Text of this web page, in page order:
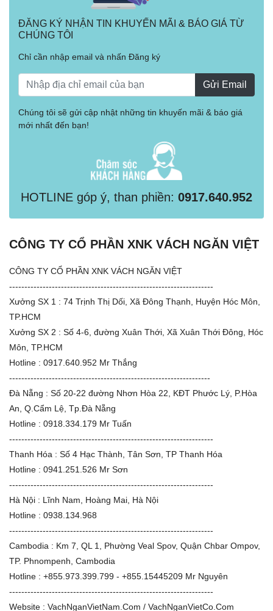
ĐĂNG KÝ NHẬN TIN KHUYẾN MÃI & BÁO GIÁ TỪ
CHÚNG TÔI
Chỉ cần nhập email và nhấn Đăng ký
Gửi Email
Chúng tôi sẽ gửi cập nhật những tin khuyến mãi & báo giá
mới nhất đến bạn!
HOTLINE góp ý, than phiền: 0917.640.952
CÔNG TY CỔ PHẦN XNK VÁCH NGĂN VIỆT
CÔNG TY CỔ PHẦN XNK VÁCH NGĂN VIỆT
-------------------------------------------------------------------
Xưởng SX 1 : 74 Trịnh Thị Dối, Xã Đông Thạnh, Huyện Hóc Môn,
TP.HCM
Xưởng SX 2 : Số 4-6, đường Xuân Thới, Xã Xuân Thới Đông, Hóc
Môn, TP.HCM
Hotline : 0917.640.952 Mr Thắng
------------------------------------------------------------------
Đà Nẵng : Số 20-22 đường Nhơn Hòa 22, KĐT Phước Lý, P.Hòa
An, Q.Cẩm Lệ, Tp.Đà Nẵng
Hotline : 0918.334.179 Mr Tuấn
-------------------------------------------------------------------
Thanh Hóa : Số 4 Hạc Thành, Tân Sơn, TP Thanh Hóa
Hotline : 0941.251.526 Mr Sơn
-------------------------------------------------------------------
Hà Nội : Lĩnh Nam, Hoàng Mai, Hà Nội
Hotline : 0938.134.968
-------------------------------------------------------------------
Cambodia : Km 7, QL 1, Phường Veal Spov, Quận Chbar Ompov,
TP. Phnompenh, Cambodia
Hotline : +855.973.399.799 - +855.15445209 Mr Nguyên
-------------------------------------------------------------------
Website : VachNganVietNam.Com / VachNganVietCo.Com